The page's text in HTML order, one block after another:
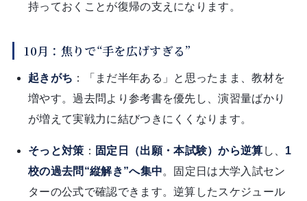
持っておくことが復帰の支えになります。
10月：焦りで“手を広げすぎる”
起きがち ：「まだ半年ある」と思ったまま、教材を
増やす。過去問より参考書を優先し、演習量ばかり
が増えて実戦力に結びつきにくくなります。
そっと対策 ： 固定日（出願・本試験）から逆算 し、 1
校の過去問“縦解き”へ集中。固定日は大学入試セン
ターの公式で確認できます。逆算したスケジュール